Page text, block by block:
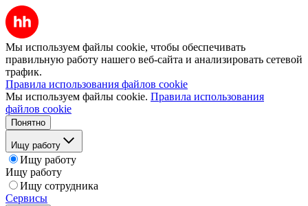
Мы используем файлы cookie, чтобы обеспечивать
правильную работу нашего веб-сайта и анализировать сетевой
трафик.
Правила использования файлов cookie
Мы используем файлы cookie. Правила использования
файлов cookie
Понятно
Ищу работу
Ищу работу
Ищу работу
Ищу сотрудника
Сервисы